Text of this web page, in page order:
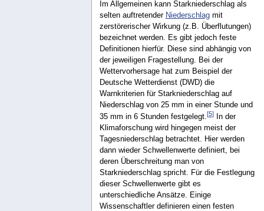
Im Allgemeinen kann Starkniederschlag als
selten auftretender Niederschlagmit
zerstörerischer Wirkung (z.B. Überflutungen)
bezeichnet werden. Es gibt jedoch feste
Definitionen hierfür. Diese sind abhängig von
der jeweiligen Fragestellung. Bei der
Wettervorhersage hat zum Beispiel der
Deutsche Wetterdienst (DWD) die
Warnkriterien für Starkniederschlag auf
Niederschlag von 25 mm in einer Stunde und
35 mm in 6 Stunden festgelegt.[5]In der
Klimaforschung wird hingegen meist der
Tagesniederschlag betrachtet. Hier werden
dann wieder Schwellenwerte definiert, bei
deren Überschreitung man von
Starkniederschlag spricht. Für die Festlegung
dieser Schwellenwerte gibt es
unterschiedliche Ansätze. Einige
Wissenschaftler definieren einen festen